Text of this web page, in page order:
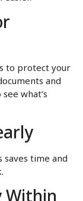
to protect your
and
what’s
time and